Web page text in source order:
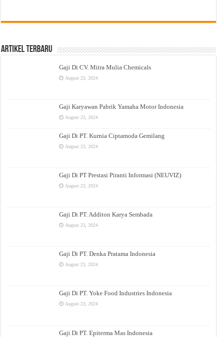
Artikel Terbaru
Gaji Di CV. Mitra Mulia Chemicals
August 23, 2024
Gaji Karyawan Pabrik Yamaha Motor Indonesia
August 23, 2024
Gaji Di PT. Kurnia Ciptamoda Gemilang
August 23, 2024
Gaji Di PT Prestasi Piranti Informasi (NEUVIZ)
August 23, 2024
Gaji Di PT. Additon Karya Sembada
August 23, 2024
Gaji Di PT. Denka Pratama Indonesia
August 23, 2024
Gaji Di PT. Yoke Food Industries Indonesia
August 23, 2024
Gaji Di PT. Epiterma Mas Indonesia